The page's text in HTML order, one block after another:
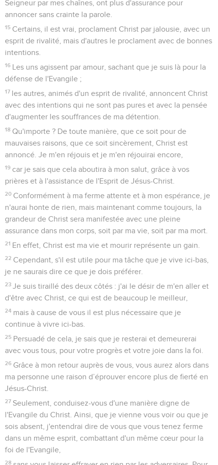
12 Ainsi, mes bien-aimés, vous qui avez toujours obéi, non
seulement quand j'étais présent, mais bien plus encore
maintenant que je suis absent, mettez en œuvre votre salut
avec crainte et profond respect.
13 En effet, c'est Dieu qui produit en vous le vouloir et le faire
pour son projet bienveillant.
14 Faites tout sans murmures ni contestations
afin d'être irréprochables et purs, des enfants de Dieu sans
défaut au milieu d'une génération perverse et corrompue.
C’est comme des flambeaux dans le monde que vous brillez
parmi eux
16 en portant la parole de vie. Je pourrai alors être fier, le jour
de Christ, de n'avoir pas couru ni travaillé pour rien.
Et même si mon sang doit couler pour le sacrifice et le
service de votre foi, j’en suis heureux et je me réjouis avec
vous tous.
18
Vous aussi, soyez de même heureux et réjouissez-vous
avec moi.
Timothée et Épaphrodite
J'espère dans le Seigneur Jésus vous envoyer bientôt
Timothée afin d'être moi-même encouragé par les nouvelles
que j’aurai de vous,
20 car je n'ai personne qui partage mes sentiments pour
prendre vraiment votre situation à cœur.
21 Tous, en effet, cherchent leurs propres intérêts, et non
ceux de Jésus-Christ.
22 Vous savez que Timothée a fait ses preuves en se
consacrant au service de l'Evangile avec moi comme un
enfant avec son père.
23 J'espère donc vous l'envoyer dès que je serai au clair sur
ma situation.
24 Et j'ai confiance dans le Seigneur que moi aussi, je
viendrai bientôt.
J'ai cependant estimé nécessaire de vous renvoyer mon